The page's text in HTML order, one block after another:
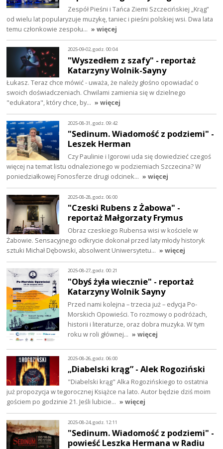
Zespół Pieśni i Tańca Ziemi Szczecińskiej „Krąg”
od wielu lat popularyzuje muzykę, taniec i pieśni polskiej wsi. Dwa lata
temu członkowie zespołu… » więcej
2025-09-02, godz. 00:04
"Wyszedłem z szafy" - reportaż
Katarzyny Wolnik-Sayny
Łukasz. Teraz chce mówić - uważa, że należy głośno opowiadać o
swoich doświadczeniach. Chwilami zamienia się w dzielnego
"edukatora", który chce, by… » więcej
2025-08-31, godz. 09:42
"Sedinum. Wiadomość z podziemi" -
Leszek Herman
Czy Paulinie i Igorowi uda się dowiedzieć czegoś
więcej na temat listu odnalezionego w podziemiach Szczecina? W
poniedziałkowej Fonosferze drugi odcinek… » więcej
2025-08-28, godz. 06:00
"Czeski Rubens z Żabowa" -
reportaż Małgorzaty Frymus
Obraz czeskiego Rubensa wisi w kościele w
Żabowie. Sensacyjnego odkrycie dokonał przed laty młody historyk
sztuki Michał Dębowski, absolwent Uniwersytetu… » więcej
2025-08-27, godz. 00:21
"Obyś żyła wiecznie" - reportaż
Katarzyny Wolnik Sayny
Przed nami kolejna – trzecia już – edycja Po-
Morskich Opowieści. To rozmowy o podróżach,
historii i literaturze, oraz dobra muzyka. W tym
roku w roli głównej… » więcej
2025-08-26, godz. 06:00
„Diabelski krąg” - Alek Rogoziński
"Diabelski krąg" Alka Rogozińskiego to ostatnia
już propozycja w tegorocznej Książce na lato. Autor będzie dziś moim
gościem po godzinie 21. Jeśli lubicie… » więcej
2025-08-24, godz. 12:11
"Sedinum. Wiadomość z podziemi" -
powieść Leszka Hermana w Radiu